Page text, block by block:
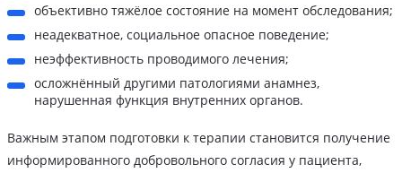
объективно тяжёлое состояние на момент обследования;
неадекватное, социальное опасное поведение;
неэффективность проводимого лечения;
осложнённый другими патологиями анамнез,
нарушенная функция внутренних органов.
Важным этапом подготовки к терапии становится получение
информированного добровольного согласия у пациента,